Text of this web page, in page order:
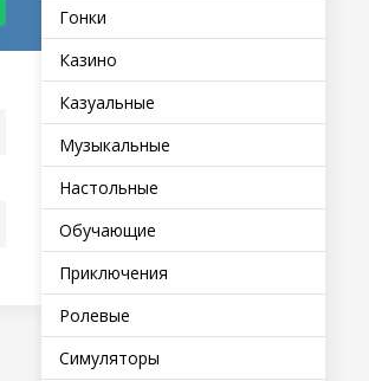
Гонки
Казино
Казуальные
Музыкальные
Настольные
Обучающие
Приключения
Ролевые
Симуляторы